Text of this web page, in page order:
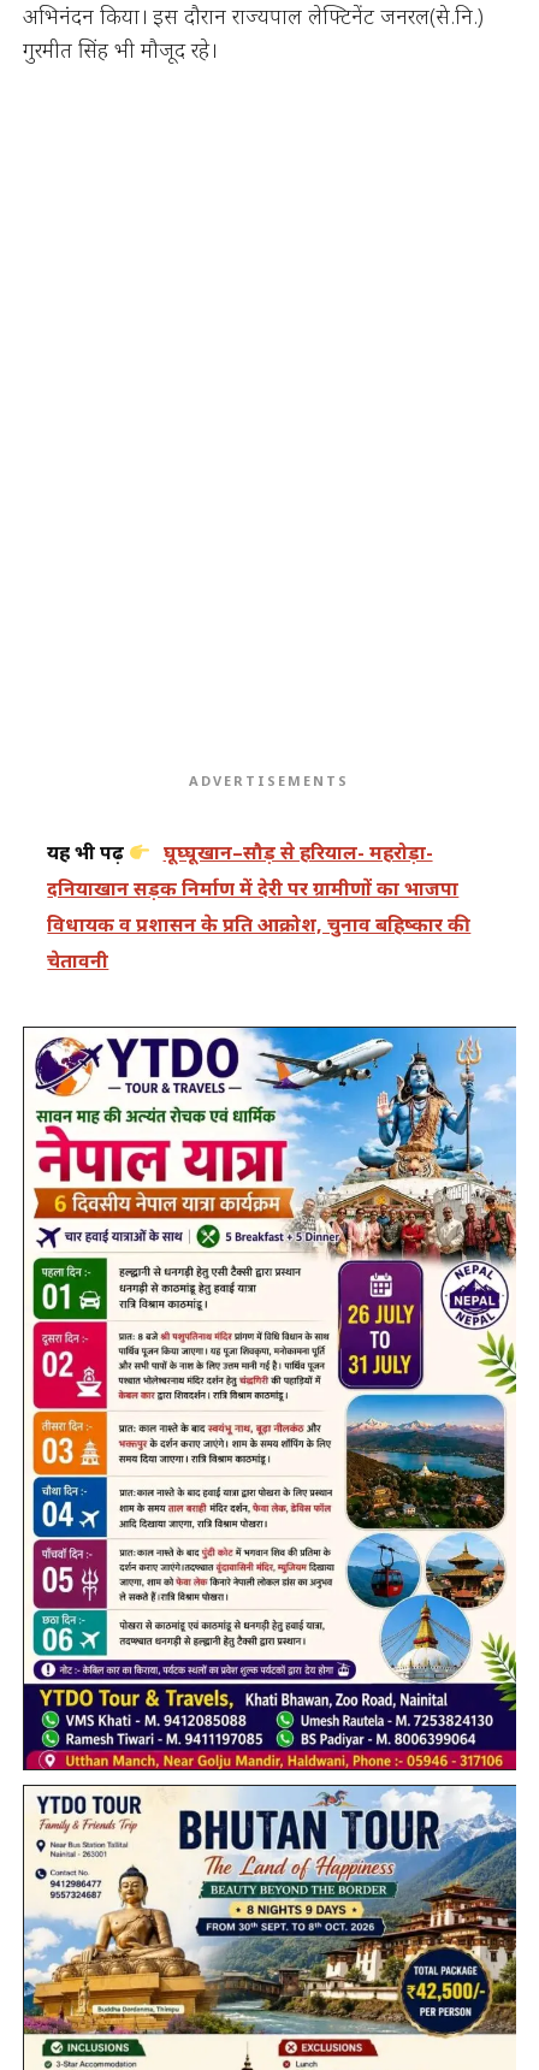
अभिनंदन किया। इस दौरान राज्यपाल लेफ्टिनेंट जनरल(से.नि.)
गुरमीत सिंह भी मौजूद रहे।
ADVERTISEMENTS
यह भी पढ़ें
घूघ्घूखान–सौड़ से हरियाल- महरोड़ा-
दनियाखान सड़क निर्माण में देरी पर ग्रामीणों का भाजपा
विधायक व प्रशासन के प्रति आक्रोश, चुनाव बहिष्कार की
चेतावनी